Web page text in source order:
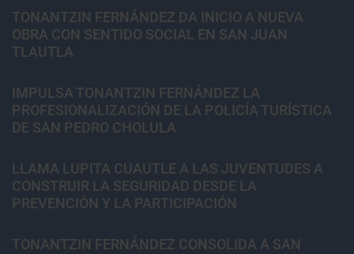
TONANTZIN FERNÁNDEZ DA INICIO A NUEVA
OBRA CON SENTIDO SOCIAL EN SAN JUAN
TLAUTLA
IMPULSA TONANTZIN FERNÁNDEZ LA
PROFESIONALIZACIÓN DE LA POLICÍA TURÍSTICA
DE SAN PEDRO CHOLULA
LLAMA LUPITA CUAUTLE A LAS JUVENTUDES A
CONSTRUIR LA SEGURIDAD DESDE LA
PREVENCIÓN Y LA PARTICIPACIÓN
TONANTZIN FERNÁNDEZ CONSOLIDA A SAN